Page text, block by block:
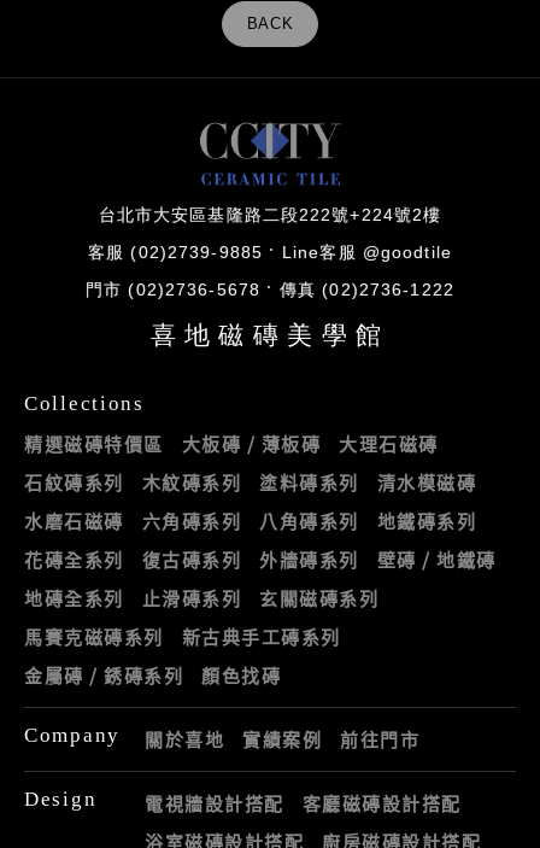
BACK
台北市大安區基隆路二段222號+224號2樓
客服 (02)2739-9885 Line客服 @goodtile
門市 (02)2736-5678 傳真 (02)2736-1222
喜地磁磚美學館
Collections
精選磁磚特價區 大板磚 / 薄板磚
大理石磁磚
石紋磚系列
木紋磚系列 塗料磚系列
清水模磁磚
水磨石磁磚
六角磚系列 八角磚系列
地鐵磚系列
花磚全系列
復古磚系列 外牆磚系列
壁磚 / 地鐵磚
地磚全系列
止滑磚系列
玄關磁磚系列
馬賽克磁磚系列
新古典手工磚系列
金屬磚 / 銹磚系列
顏色找磚
Company 關於喜地 實績案例 前往門市
Design 電視牆設計搭配
客廳磁磚設計搭配
浴室磁磚設計搭配
廚房磁磚設計搭配